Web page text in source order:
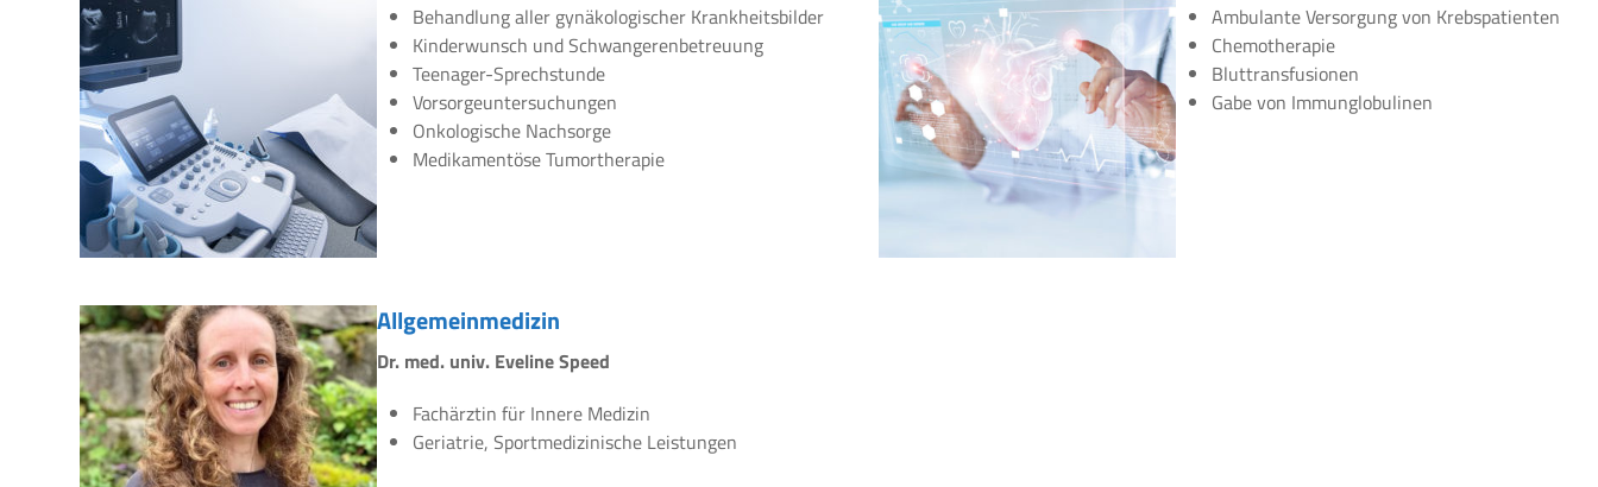
Behandlung aller gynäkologischer Krankheitsbilder
Kinderwunsch und Schwangerenbetreuung
Teenager-Sprechstunde
Vorsorgeuntersuchungen
Onkologische Nachsorge
Medikamentöse Tumortherapie
Ambulante Versorgung von Krebspatienten
Chemotherapie
Bluttransfusionen
Gabe von Immunglobulinen
Allgemeinmedizin
Dr. med. univ. Eveline Speed
Fachärztin für Innere Medizin
Geriatrie, Sportmedizinische Leistungen